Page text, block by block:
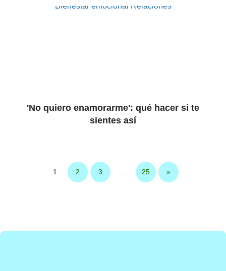
Bienestar emocional Relaciones
'No quiero enamorarme': qué hacer si te
sientes así
1 2 3 25 »